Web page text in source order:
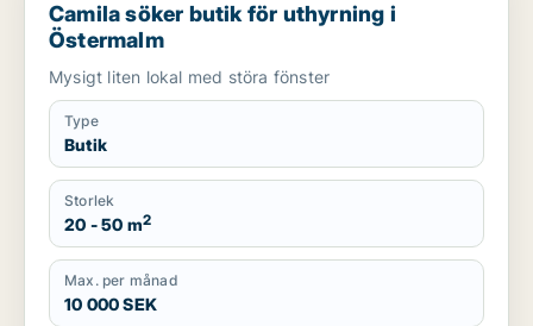
Camila söker butik för uthyrning i
Östermalm
Mysigt liten lokal med störa fönster
Type
Butik
Storlek
20 - 50 m2
Max. per månad
10 000 SEK